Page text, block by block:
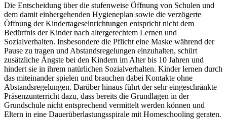
Die Entscheidung über die stufenweise Öffnung von Schulen und
dem damit einhergehenden Hygieneplan sowie die verzögerte
Öffnung der Kindertageseinrichtungen entspricht nicht dem
Bedürfnis der Kinder nach altergerechtem Lernen und
Sozialverhalten. Insbesondere die Pflicht eine Maske während der
Pause zu tragen und Abstandsregelungen einzuhalten, schürt
zusätzliche Ängste bei den Kindern im Alter bis 10 Jahren und
hindert sie in ihrem natürlichen Sozialverhalten. Kinder lernen durch
das miteinander spielen und brauchen dabei Kontakte ohne
Abstandsregelungen. Darüber hinaus führt der sehr eingeschränkte
Präsenzunterricht dazu, dass bereits die Grundlagen in der
Grundschule nicht entsprechend vermittelt werden können und
Eltern in eine Dauerüberlastungsspirale mit Homeschooling geraten.